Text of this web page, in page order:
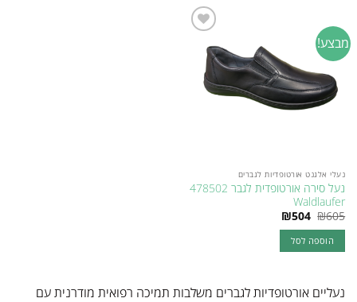
מספר
סוגים.
ניתן
לבחור
את
האפשרויות
מבצע!
wishlist
נעלי אלגנט אורטופדיות לגברים
נעל סירה אורטופדית לגבר 478502
Waldlaufer
₪605 המחיר
היה:
₪605.
₪504 המחיר
הוספה לסל
נעליים אורטופדיות לגברים משלבות תמיכה רפואית מודרנית עם